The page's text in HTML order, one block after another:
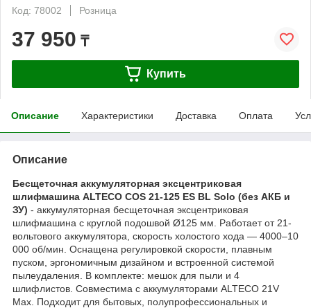
Код: 78002
Розница
37 950 ₸
Купить
Описание Характеристики Доставка Оплата
Описание
Бесщеточная аккумуляторная эксцентриковая
шлифмашина ALTECO COS 21-125 ES BL Solo (без АКБ и
ЗУ) - аккумуляторная бесщеточная эксцентриковая
шлифмашина с круглой подошвой Ø125 мм. Работает от 21-
вольтового аккумулятора, скорость холостого хода — 4000–10
000 об/мин. Оснащена регулировкой скорости, плавным
пуском, эргономичным дизайном и встроенной системой
пылеудаления. В комплекте: мешок для пыли и 4
шлифлистов. Совместима с аккумуляторами ALTECO 21V
Max. Подходит для бытовых, полупрофессиональных и